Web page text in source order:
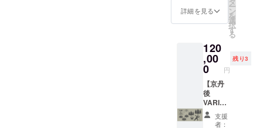
ハッテ
マンラ
ナスカ
ンにそ
の他の
ら下げ
るな
ど、ぜ
ひじっ
くりと
してい
びわれ
などが
ある場
合があ
ります
が、 使
用感、
見栄え
などに
を、、
もお伝
えし、
「まさ
に音楽
フェス
も大好
きなん
で
す！」
させて
いただ
いたと
電話い
ただ
き、ご
相談さ
せてい
ただき
まし
た。 今
回、音
んと住
所が兵
庫県朝
和田
山。
VARIT.
の藤岡
店長の
故郷
じゃな
いです
か！ こ
る可能
性があ
をご了
承くだ
さい。
※入場時
1drink
600円の
ご負担
をいた
だきま
ツ】 生
地：ツ
材：ポ
リエス
テル
65%
綿35%
配信の
技術提
多くの
協力を
いただ
まし
た。 彼
らの存
在が
あった
テンレ
ルク
コース
ター・
メス
ティ
ン・ア
ウトド
アチェ
ア・ラ
カップ
メス
ティン
モーテ
ルキー
ステッ
カー
シート
今回製
作した
割）】
コンテ
ナハウ
楽器な
どを貸
し切り
（2022
年6月1
日〜
2022年
8月31
日）！
詳細を見る ー
ン
を
選
択
す
る
120
,00
0 円
残り3
【京丹
後
VARIT. -
MUSIC
CAMPI
支援
者：